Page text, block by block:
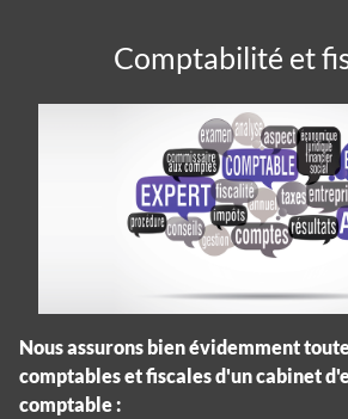
Comptabilité et
Nous assurons bien évidemment
comptables et fiscales d'un cabinet
comptable :